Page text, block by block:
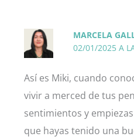
MARCELA
02/01/2025 A
Así es Miki, cuando
vivir a merced de tus
sentimientos y
que hayas tenido una